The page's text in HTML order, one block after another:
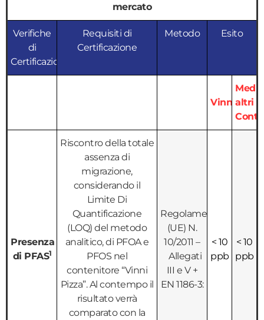
mercato
Verifiche
di
Certificazione
Requisiti di
Certificazione
Metodo Esito
Vinni
Media
altri
Presenza
di PFAS1
Riscontro della totale
assenza di
migrazione,
considerando il
Limite Di
Quantificazione
(LOQ) del metodo
analitico, di PFOA e
PFOS nel
contenitore “Vinni
Pizza”. Al contempo il
risultato verrà
comparato con la
Regolamento
(UE) N.
10/2011 –
Allegati
III e V +
EN 1186-3:
< 10
ppb
< 10
ppb